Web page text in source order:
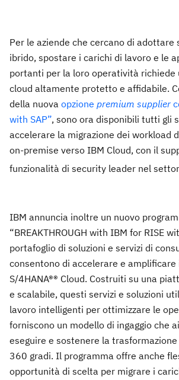
Per le aziende che cercano di adottare
ibrido, spostare i carichi di lavoro e le
portanti per la loro operatività richiede
cloud altamente protetto e affidabile.
della nuova opzione premium supplier
with SAP”, sono ora disponibili tutti gli
accelerare la migrazione dei workload
on-premise verso IBM Cloud, con il
funzionalità di security leader nel
IBM annuncia inoltre un nuovo
“BREAKTHROUGH with IBM for RISE
portafoglio di soluzioni e servizi di
consentono di accelerare e amplificare
S/4HANA®® Cloud. Costruiti su una
e scalabile, questi servizi e soluzioni
lavoro intelligenti per ottimizzare le
forniscono un modello di ingaggio che
eseguire e sostenere la
360 gradi. Il programma offre anche
opportunità di scelta per migrare i